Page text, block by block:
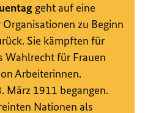
geht auf eine
zu Beginn
Sie kämpften für
Wahlrecht für Frauen
Arbeiterinnen.
März 1911 begangen.
Nationen als